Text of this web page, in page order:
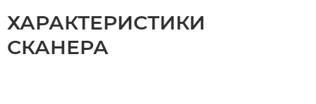
ХАРАКТЕРИСТИКИ
СКАНЕРА